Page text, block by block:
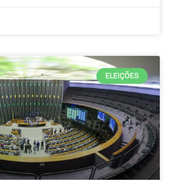
ELEIÇÕES